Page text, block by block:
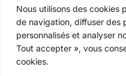
Nous utilisons des cookies
de navigation, diffuser des
personnalisés et analyser
Tout accepter », vous
cookies.
Les
Dépannage Windows,